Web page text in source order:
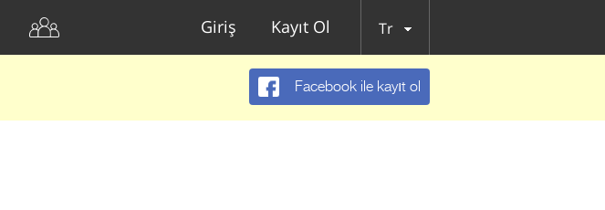
Giriş Kayıt Ol Tr
Facebook ile kayıt ol